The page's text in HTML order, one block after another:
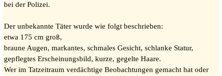
bei der Polizei.
Der unbekannte Täter wurde wie folgt beschrieben:
etwa 175 cm groß,
braune Augen, markantes, schmales Gesicht, schlanke Statur,
gepflegtes Erscheinungsbild, kurze, gegelte Haare.
Wer im Tatzeitraum verdächtige Beobachtungen gemacht hat oder